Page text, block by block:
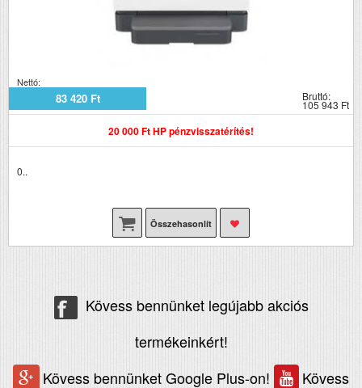
Nettó:
83 420 Ft Bruttó:
105 943 Ft
20 000 Ft HP pénzvisszatérítés!
0..
Összehasonlít
Kövess bennünket legújabb akciós
termékeinkért!
Kövess bennünket Google Plus-on!
Kövess